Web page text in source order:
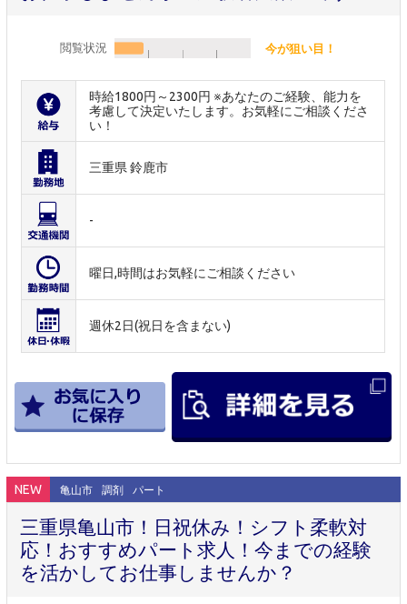
閲覧状況 今が狙い目！
時給1800円～2300円 ※あなたのご経験、能力を
考慮して決定いたします。お気軽にご相談くださ
い！
三重県 鈴鹿市
-
曜日,時間はお気軽にご相談ください
週休2日(祝日を含まない)
NEW 亀山市 調剤 パート
三重県亀山市！日祝休み！シフト柔軟対
応！おすすめパート求人！今までの経験
を活かしてお仕事しませんか？